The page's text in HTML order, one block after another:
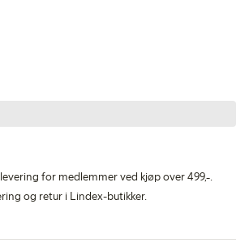
for medlemmer ved kjøp over 499,-.
og retur i Lindex-butikker.